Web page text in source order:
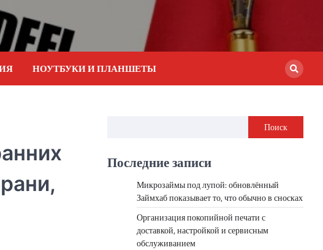
НОУТБУКИ И ПЛАНШЕТЫ
Поиск
Последние записи
Микрозаймы под лупой: обновлённый
Займхаб показывает то, что обычно в сносках
Организация покопийной печати с
доставкой, настройкой и сервисным
обслуживанием